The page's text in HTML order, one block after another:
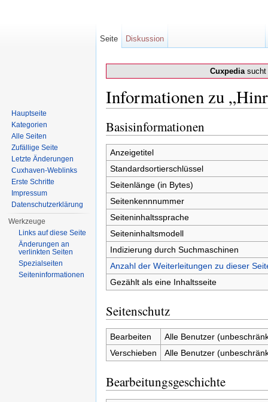
Cuxpediasucht
Informationen zu
Basisinformationen
Anzeigetitel
Standardsortierschlüssel
Seitenlänge (in Bytes)
Seitenkennnummer
Seiteninhaltssprache
Seiteninhaltsmodell
Indizierung durch Suchmaschinen
Anzahl der Weiterleitungen zu dieser
Gezählt als eine Inhaltsseite
Seitenschutz
Bearbeiten
Alle Benutzer
Verschieben
Alle Benutzer
Bearbeitungsgeschichte
Seite Diskussion
Hauptseite
Kategorien
Alle Seiten
Zufällige Seite
Letzte Änderungen
Cuxhaven-Weblinks
Erste Schritte
Impressum
Datenschutzerklärung
Werkzeuge
Links auf diese Seite
Änderungen an
verlinkten Seiten
Spezialseiten
Seiten­informationen